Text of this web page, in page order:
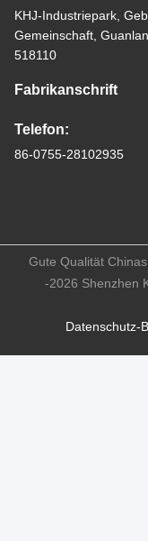
KHJ-Industriepark,
Gemeinschaft,
518110
Fabrikanschrift
Telefon:
86-0755-28102935
Datenschutz-
Gute Qualität
-2026 Shenzhen